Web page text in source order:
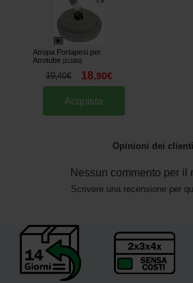
Atropa Portapesi per
Atrotube [213363]
19,40€ 18,90€
Acquista
Opinioni dei clienti
Nessun commento per il
Scrivere una recensione per